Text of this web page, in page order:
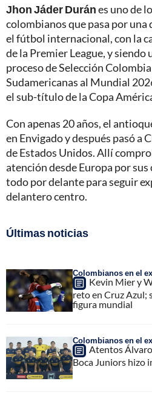
Jhon Jáder Duránes uno de
colombianos que pasa por una
el fútbol internacional, con la
de la Premier League, y siendo
proceso de Selección
Sudamericanas al Mundial
el sub-título de la Copa
Con apenas 20 años, el
en Envigado y después pasó a
de Estados Unidos. Allí
atención desde Europa por sus
todo por delante para seguir
delantero centro.
Últimas noticias
Colombianos en el
Kevin Mier y
reto en Cruz Azul;
figura mundial
Colombianos en el
Atentos
Boca Juniors hizo